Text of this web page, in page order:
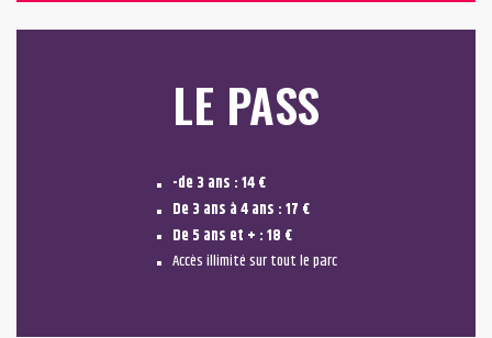
LE PASS
-de 3 ans : 14 €
De 3 ans à 4 ans : 17 €
De 5 ans et + : 18 €
Accès illimité sur tout le parc